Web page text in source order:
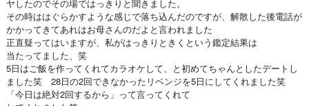
ヤしたのでその場ではっきりと聞きました。
その時ははぐらかすような感じで落ち込んだのですが、解散した後電話が
かかってきてあれはお母さんのだよと言われました
正直疑ってはいますが、私がはっきりときくという鑑定結果は
当たってました、笑
5日はご飯を作ってくれてカラオケして、と初めてちゃんとしたデートし
ました笑 28日の2回できなかったリベンジを5日にしてくれました笑
「今日は絶対2回するから」って言ってくれて